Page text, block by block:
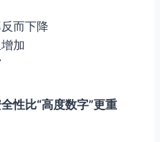
而下降
加
性比“高度数字”更重